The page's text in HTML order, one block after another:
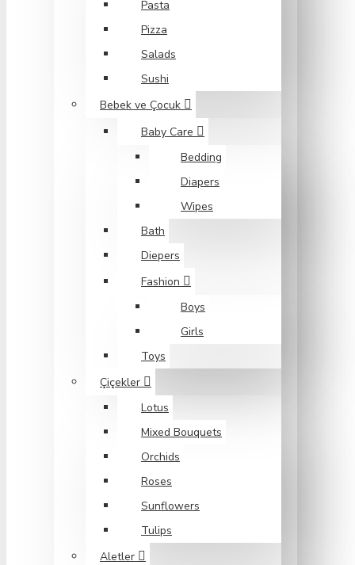
Pasta
Pizza
Salads
Sushi
Bebek ve Çocuk
Baby Care
Bedding
Diapers
Wipes
Bath
Diepers
Fashion
Boys
Girls
Toys
Çiçekler
Lotus
Mixed Bouquets
Orchids
Roses
Sunflowers
Tulips
Aletler